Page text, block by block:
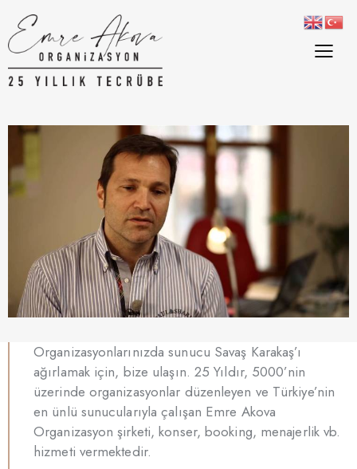
Organizasyonlarınızda sunucu Savaş Karakaş’ı
ağırlamak için, bize ulaşın. 25 Yıldır, 5000’nin
üzerinde organizasyonlar düzenleyen ve Türkiye’nin
en ünlü sunucularıyla çalışan Emre Akova
Organizasyon şirketi, konser, booking, menajerlik vb.
hizmeti vermektedir.